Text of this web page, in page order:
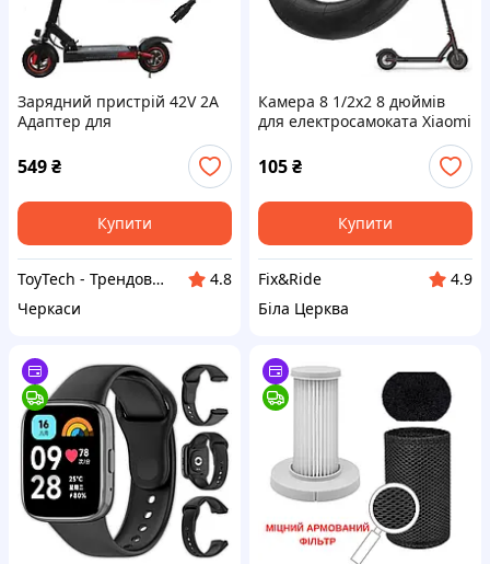
Зарядний пристрій 42V 2A
Адаптер для
M365 Segway Ninebot ES1
ES2 ES4 E22 для літій-іонн
549₴
Купити
ToyTech - Трендові Іграшки та Гаджети 2021
4.8
Черкаси
Камера 8 1/2х2 8 дюймів
для електросамоката Xiaomi
M365 / Kugoo / Like.bike /
Crosser
105₴
Купити
Fix&Ride
4.9
Біла Церква